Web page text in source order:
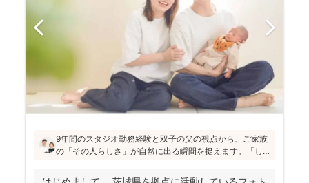
9年間のスタジオ勤務経験と双子の父の視点から、ご家族
の「その人らしさ」が自然に出る瞬間を捉えます。「し
ても「楽しかった！」と気持ちがよみがえる写真を残す